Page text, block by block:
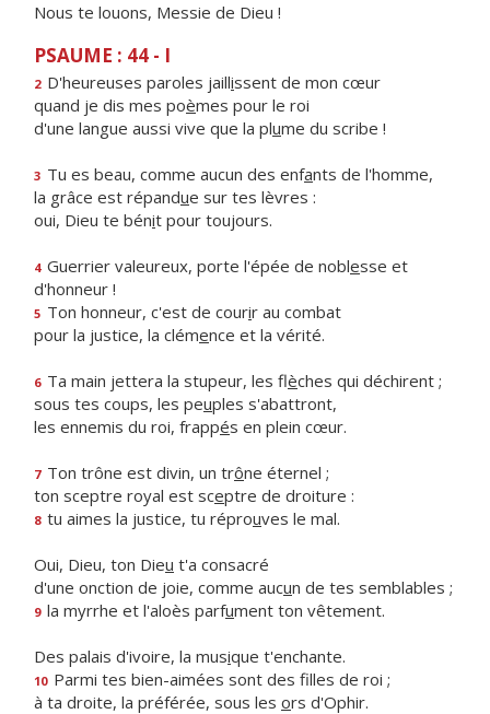
Nous te louons, Messie de Dieu !
PSAUME : 44 - I
2 D'heureuses paroles jaillissent de mon cœur
quand je dis mes poèmes pour le roi
d'une langue aussi vive que la plume du scribe !
3 Tu es beau, comme aucun des enfants de l'homme,
la grâce est répandue sur tes lèvres :
oui, Dieu te bénit pour toujours.
4 Guerrier valeureux, porte l'épée de noblesse et
d'honneur !
5 Ton honneur, c'est de courir au combat
pour la justice, la clémence et la vérité.
6 Ta main jettera la stupeur, les flèches qui déchirent ;
sous tes coups, les peuples s'abattront,
les ennemis du roi, frappés en plein cœur.
7 Ton trône est divin, un trône éternel ;
ton sceptre royal est sceptre de droiture :
8 tu aimes la justice, tu réprouves le mal.
Oui, Dieu, ton Dieu t'a consacré
d'une onction de joie, comme aucun de tes semblables ;
9 la myrrhe et l'aloès parfument ton vêtement.
Des palais d'ivoire, la musique t'enchante.
10 Parmi tes bien-aimées sont des flles de roi ;
à ta droite, la préférée, sous les ors d'Ophir.